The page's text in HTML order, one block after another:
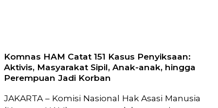
Komnas HAM Catat 151 Kasus Penyiksaan:
Aktivis, Masyarakat Sipil, Anak-anak, hingga
Perempuan Jadi Korban
JAKARTA – Komisi Nasional Hak Asasi Manusia